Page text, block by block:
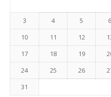
3
4 5 6
10
11 12
17
18 19
24
25 26
31